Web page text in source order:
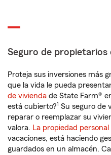
Seguro de propietarios
Proteja sus inversiones más
que la vida le pueda
de vivienda de State Farm®
está cubierto?1 Su seguro de
reparar o reemplazar su
valora. La propiedad personal
vacaciones, está haciendo
guardados en un almacén.